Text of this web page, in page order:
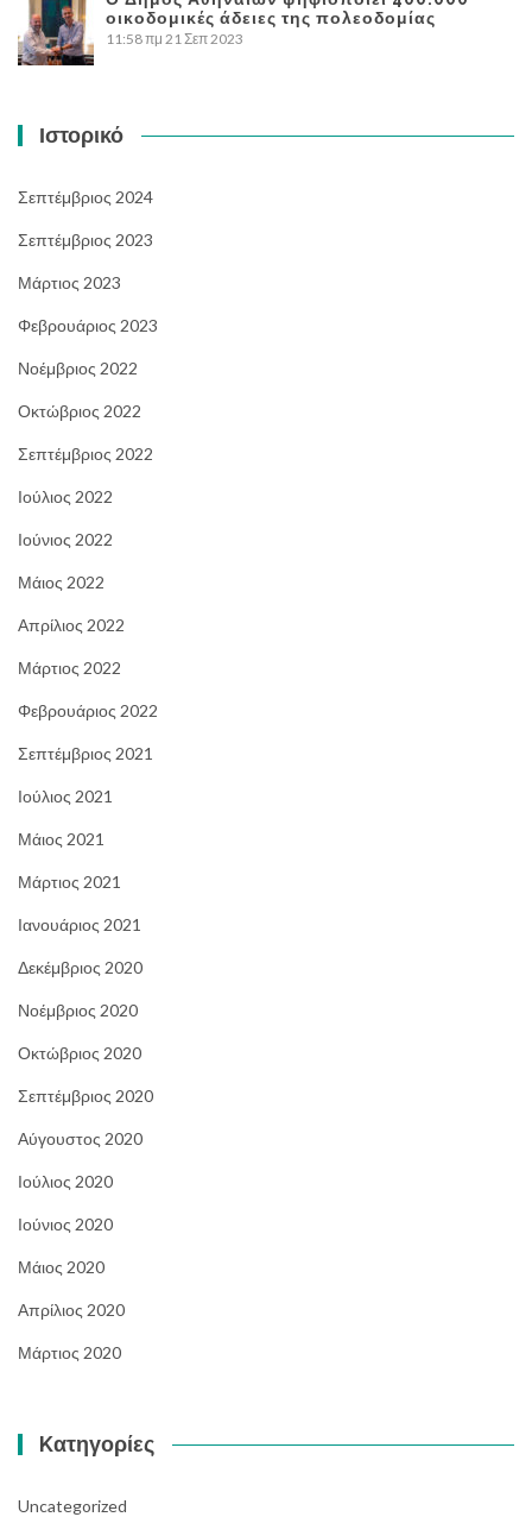
οικοδομικές άδειες της πολεοδομίας
11:58 πμ 21 Σεπ 2023
Ιστορικό
Σεπτέμβριος 2024
Σεπτέμβριος 2023
Μάρτιος 2023
Φεβρουάριος 2023
Νοέμβριος 2022
Οκτώβριος 2022
Σεπτέμβριος 2022
Ιούλιος 2022
Ιούνιος 2022
Μάιος 2022
Απρίλιος 2022
Μάρτιος 2022
Φεβρουάριος 2022
Σεπτέμβριος 2021
Ιούλιος 2021
Μάιος 2021
Μάρτιος 2021
Ιανουάριος 2021
Δεκέμβριος 2020
Νοέμβριος 2020
Οκτώβριος 2020
Σεπτέμβριος 2020
Αύγουστος 2020
Ιούλιος 2020
Ιούνιος 2020
Μάιος 2020
Απρίλιος 2020
Μάρτιος 2020
Kατηγορίες
Uncategorized